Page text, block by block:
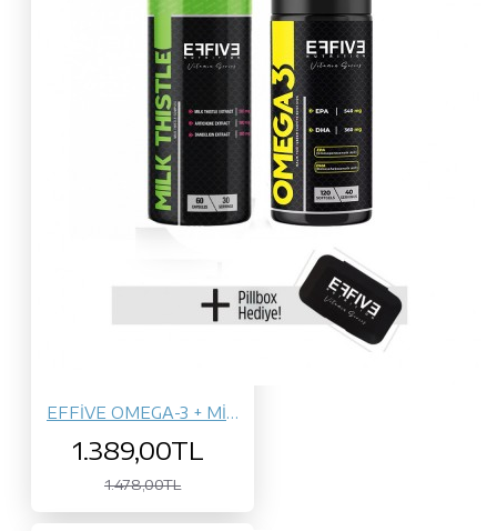
EFFİVE OMEGA-3 + MİLK THİSTLE
1.389,00TL
1.478,00TL